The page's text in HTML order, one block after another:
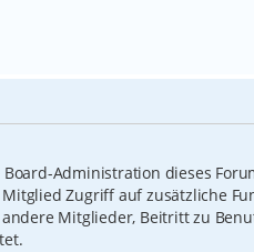
Administration dieses
Zugriff auf zusätzliche
Mitglieder, Beitritt zu